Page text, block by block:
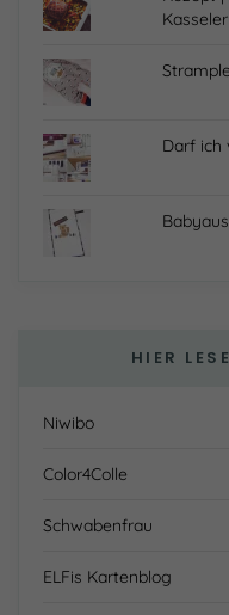
Darf ich
HIER
Niwibo
Color4Colle
Schwabenfrau
ELFis Kartenblog